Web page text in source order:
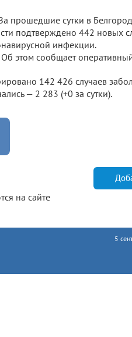
прошедшие сутки в
подтверждено 442 новых
инфекции.
этом сообщает
142 426 случаев
— 2 283 (+0 за сутки).
на сайте
5